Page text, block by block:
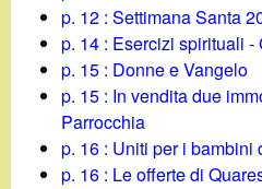
p. 12 : Settimana Santa
p. 14 : Esercizi spirituali
p. 15 : Donne e Vangelo
p. 15 : In vendita due
Parrocchia
p. 16 : Uniti per i bambini
p. 16 : Le offerte di